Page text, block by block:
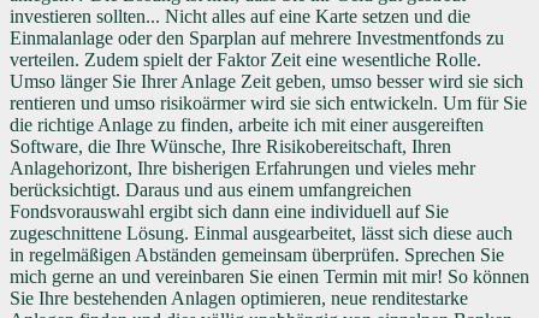
investieren sollten... Nicht alles auf eine Karte setzen und die
Einmalanlage oder den Sparplan auf mehrere Investmentfonds zu
verteilen. Zudem spielt der Faktor Zeit eine wesentliche Rolle.
Umso länger Sie Ihrer Anlage Zeit geben, umso besser wird sie sich
rentieren und umso risikoärmer wird sie sich entwickeln. Um für Sie
die richtige Anlage zu finden, arbeite ich mit einer ausgereiften
Software, die Ihre Wünsche, Ihre Risikobereitschaft, Ihren
Anlagehorizont, Ihre bisherigen Erfahrungen und vieles mehr
berücksichtigt. Daraus und aus einem umfangreichen
Fondsvorauswahl ergibt sich dann eine individuell auf Sie
zugeschnittene Lösung. Einmal ausgearbeitet, lässt sich diese auch
in regelmäßigen Abständen gemeinsam überprüfen. Sprechen Sie
mich gerne an und vereinbaren Sie einen Termin mit mir! So können
Sie Ihre bestehenden Anlagen optimieren, neue renditestarke